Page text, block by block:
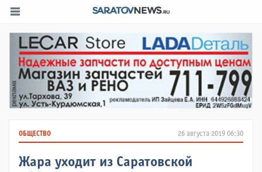
26 августа 2019 06:30
ОБЩЕСТВО
Жара уходит из Саратовской